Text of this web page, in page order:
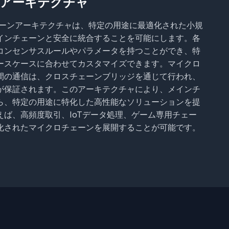
ンアーキテクチャは、特定の用途に最適化された小規
チェーンと安全に統合することを可能にします。各
センサスルールやパラメータを持つことができ、特
ケースに合わせてカスタマイズできます。マイクロ
通信は、クロスチェーンブリッジを通じて行われ、
証されます。このアーキテクチャにより、メインチ
特定の用途に特化した高性能なソリューションを提
ば、高頻度取引、IoTデータ処理、ゲーム専用チェー
れたマイクロチェーンを展開することが可能です。